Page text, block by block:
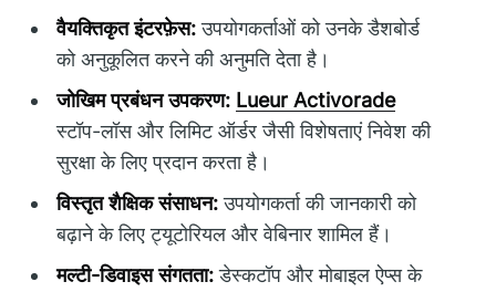
वैयक्तिकृत इंटरफ़ेस:उपयोगकर्ताओं को उनके डैशबोर्ड
को अनुकूलित करने की अनुमति देता है।
जोखिम प्रबंधन उपकरण: Lueur Activorade
स्टॉप-लॉस और लिमिट ऑर्डर जैसी विशेषताएं निवेश की
सुरक्षा के लिए प्रदान करता है।
विस्तृत शैक्षिक संसाधन:उपयोगकर्ता की जानकारी को
बढ़ाने के लिए ट्यूटोरियल और वेबिनार शामिल हैं।
मल्टी-डिवाइस संगतता:डेस्कटॉप और मोबाइल ऐप्स के